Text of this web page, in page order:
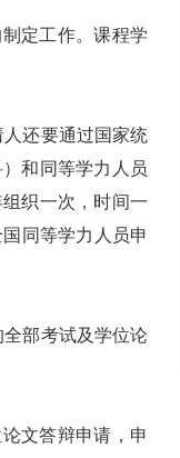
定工作。课程学
还要通过国家统
和同等学力人员
织一次，时间一
同等学力人员申
部考试及学位论
文答辩申请，申